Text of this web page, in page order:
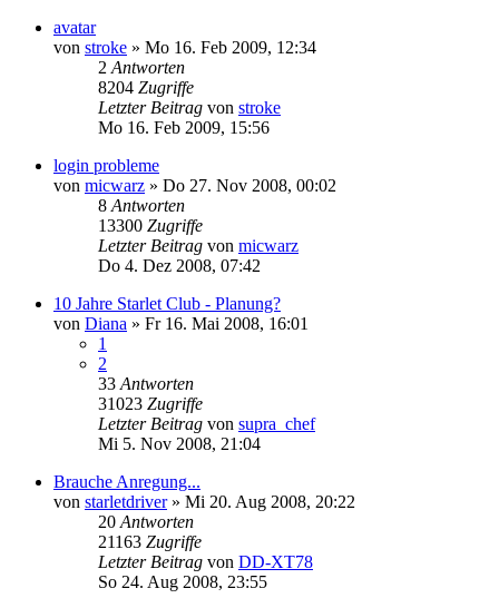
avatar
von stroke » Mo 16. Feb 2009, 12:34
2 Antworten
8204 Zugriffe
Letzter Beitrag von stroke
Mo 16. Feb 2009, 15:56
login probleme
von micwarz » Do 27. Nov 2008, 00:02
8 Antworten
13300 Zugriffe
Letzter Beitrag von micwarz
Do 4. Dez 2008, 07:42
10 Jahre Starlet Club - Planung?
von Diana » Fr 16. Mai 2008, 16:01
1
2
33 Antworten
31023 Zugriffe
Letzter Beitrag von supra_chef
Mi 5. Nov 2008, 21:04
Brauche Anregung...
von starletdriver» Mi 20. Aug 2008, 20:22
20 Antworten
21163 Zugriffe
Letzter Beitrag von DD-XT78
So 24. Aug 2008, 23:55